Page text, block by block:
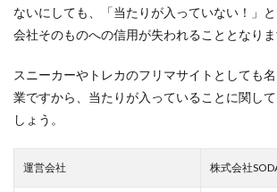
ないにしても、「当たりが入っていない！」
会社そのものへの信用が失われることとなりま
スニーカーやトレカのフリマサイトとしても
業ですから、当たりが入っていることに関し
しょう。
運営会社 株式会社